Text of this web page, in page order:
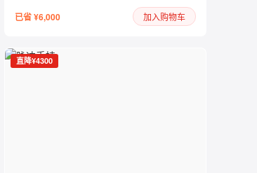
已省 ¥6,000 加入购物车
直降¥4300